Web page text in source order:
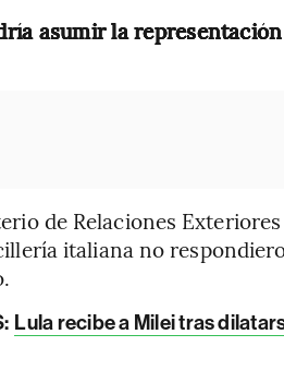
asumir la
de Relaciones
italiana no
Lula recibe a Milei tras